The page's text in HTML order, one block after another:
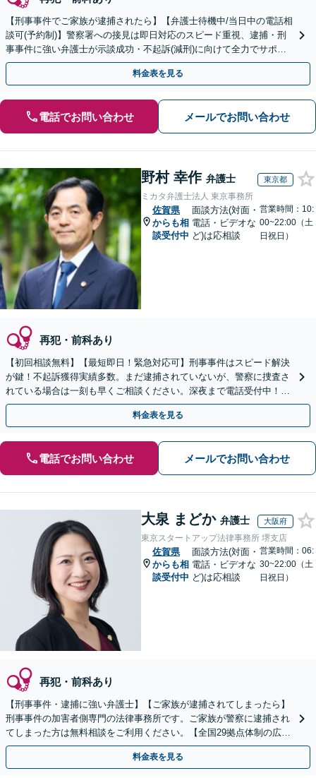
【刑事事件でご家族が逮捕されたら】【弁護士待機中/当日中の電話相
談可(予約制)】警察署への接見は即日対応のスピード重視、逮捕・刑
事事件に強い弁護士が示談成功・不起訴(減刑)に向けて全力でサポー
トします。【加害者側の相談専門】
料金表を見る
電話でお問い合わせ メールでお問い合わせ
野村 幸作 弁護士 東京都
ミカタ弁護士法人 東京事務所
佐賀県
からも相
談受付中
面談方法(対面・
電話・ビデオな
ど)は応相談
営業時間：10:
00~22:00（土
日祝日）
再犯・前科あり
【初回相談無料】【最短即日！緊急対応可】刑事事件はスピード解決
が鍵！不起訴獲得実績多数。まだ逮捕されていないが、警察に捜査さ
れている場合は一刻も早くご相談ください。深夜まで電話受付中！痴
漢／盗撮／のぞき／その他性犯罪など
料金表を見る
電話でお問い合わせ メールでお問い合わせ
大泉 まどか 弁護士 大阪府
東京スタートアップ法律事務所 堺支店
佐賀県
からも相
談受付中
面談方法(対面・
電話・ビデオな
ど)は応相談
営業時間：06:
30~22:00（土
日祝日）
再犯・前科あり
【刑事事件・逮捕に強い弁護士】【ご家族が逮捕されてしまったら】
刑事事件の加害者側専門の法律事務所です。ご家族が警察に逮捕され
てしまった方は無料相談をご利用ください。【全国29拠点体制の広域
対応】【弁護士待機中/当日中の電話相談可(予約制)】
料金表を見る